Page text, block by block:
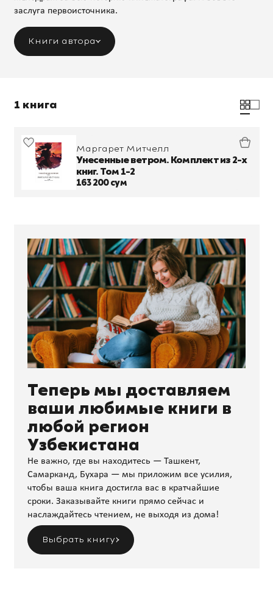
заслуга первоисточника.
Книги автора
1 книга
Маргарет Митчелл
Унесенные ветром. Комплект из 2-х
книг. Том 1-2
163 200 сум
Теперь мы доставляем
ваши любимые книги в
любой регион
Узбекистана
Не важно, где вы находитесь — Ташкент,
Самарканд, Бухара — мы приложим все усилия,
чтобы ваша книга достигла вас в кратчайшие
сроки. Заказывайте книги прямо сейчас и
наслаждайтесь чтением, не выходя из дома!
Выбрать книгу